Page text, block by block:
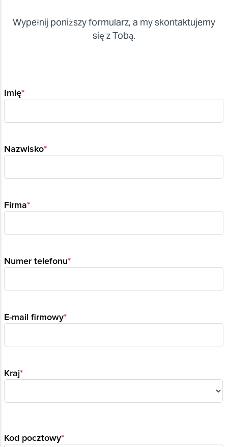
Wypełnij poniższy formularz, a my skontaktujemy
się z Tobą.